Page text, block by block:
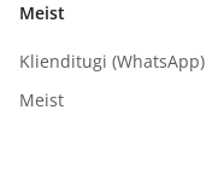
Meist
Klienditugi (WhatsApp)
Meist